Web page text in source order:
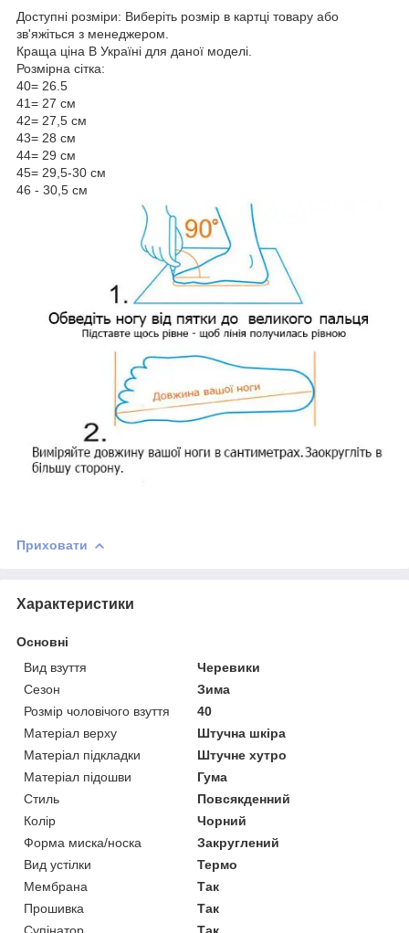
Доступні розміри: Виберіть розмір в картці товару або
зв'яжіться з менеджером.
Краща ціна В Україні для даної моделі.
Розмірна сітка:
40= 26.5
41= 27 см
42= 27,5 см
43= 28 см
44= 29 см
45= 29,5-30 см
46 - 30,5 см
Приховати
Характеристики
Основні
Вид взуття
Черевики
Сезон
Зима
Розмір чоловічого взуття
40
Матеріал верху
Штучна шкіра
Матеріал підкладки
Штучне хутро
Матеріал підошви
Гума
Стиль
Повсякденний
Колір
Чорний
Форма миска/носка
Закруглений
Вид устілки
Термо
Мембрана
Так
Прошивка
Так
Супінатор
Так